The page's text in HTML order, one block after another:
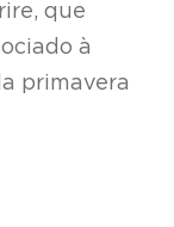
que
à
primavera